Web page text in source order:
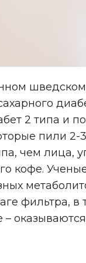
2 типа и
пили
чем
кофе.
фильтра, в